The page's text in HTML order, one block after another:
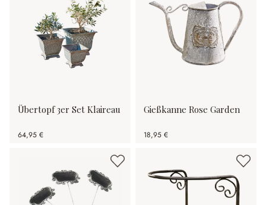
Übertopf 3er Set Klaireau
64,95 €
Gießkanne Rose Garden
18,95 €